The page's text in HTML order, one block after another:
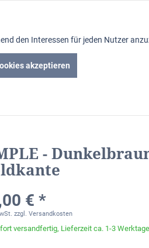
Aluminiumrahmen
-
€ *
zzgl. Versandkosten
versandfertig, Lieferzeit ca. 1-3 Werktage
den Interessen für jeden Nutzer
akzeptieren